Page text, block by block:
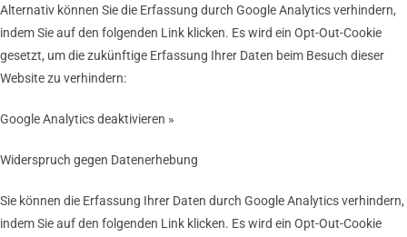
Alternativ können Sie die Erfassung durch Google Analytics verhindern,
indem Sie auf den folgenden Link klicken. Es wird ein Opt-Out-Cookie
gesetzt, um die zukünftige Erfassung Ihrer Daten beim Besuch dieser
Website zu verhindern:
Google Analytics deaktivieren »
Widerspruch gegen Datenerhebung
Sie können die Erfassung Ihrer Daten durch Google Analytics verhindern,
indem Sie auf den folgenden Link klicken. Es wird ein Opt-Out-Cookie